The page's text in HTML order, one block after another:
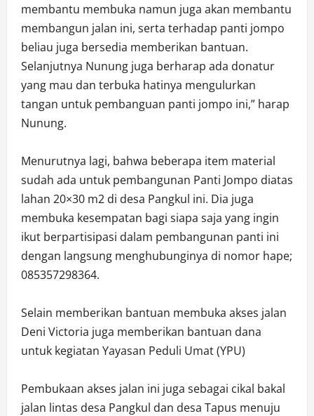
membantu membuka namun juga akan membantu
membangun jalan ini, serta terhadap panti jompo
beliau juga bersedia memberikan bantuan.
Selanjutnya Nunung juga berharap ada donatur
yang mau dan terbuka hatinya mengulurkan
tangan untuk pembanguan panti jompo ini,” harap
Nunung.
Menurutnya lagi, bahwa beberapa item material
sudah ada untuk pembangunan Panti Jompo diatas
lahan 20×30 m2 di desa Pangkul ini. Dia juga
membuka kesempatan bagi siapa saja yang ingin
ikut berpartisipasi dalam pembangunan panti ini
dengan langsung menghubunginya di nomor hape;
085357298364.
Selain memberikan bantuan membuka akses jalan
Deni Victoria juga memberikan bantuan dana
untuk kegiatan Yayasan Peduli Umat (YPU)
Pembukaan akses jalan ini juga sebagai cikal bakal
jalan lintas desa Pangkul dan desa Tapus menuju